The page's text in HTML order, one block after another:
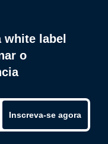
label
o
Inscreva-se agora